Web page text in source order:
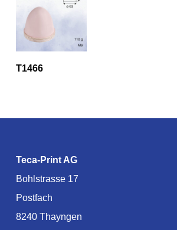
T1466
Teca-Print AG
Bohlstrasse 17
Postfach
8240 Thayngen